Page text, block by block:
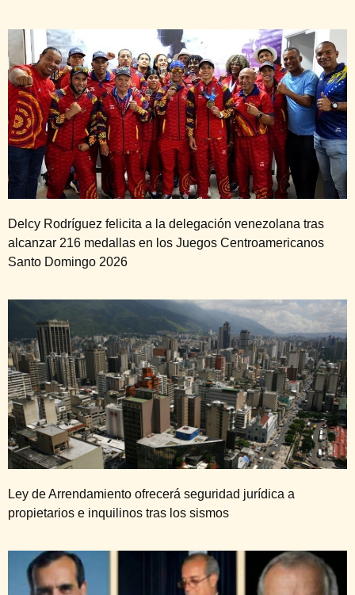
Delcy Rodríguez felicita a la delegación venezolana tras
alcanzar 216 medallas en los Juegos Centroamericanos
Santo Domingo 2026
Ley de Arrendamiento ofrecerá seguridad jurídica a
propietarios e inquilinos tras los sismos